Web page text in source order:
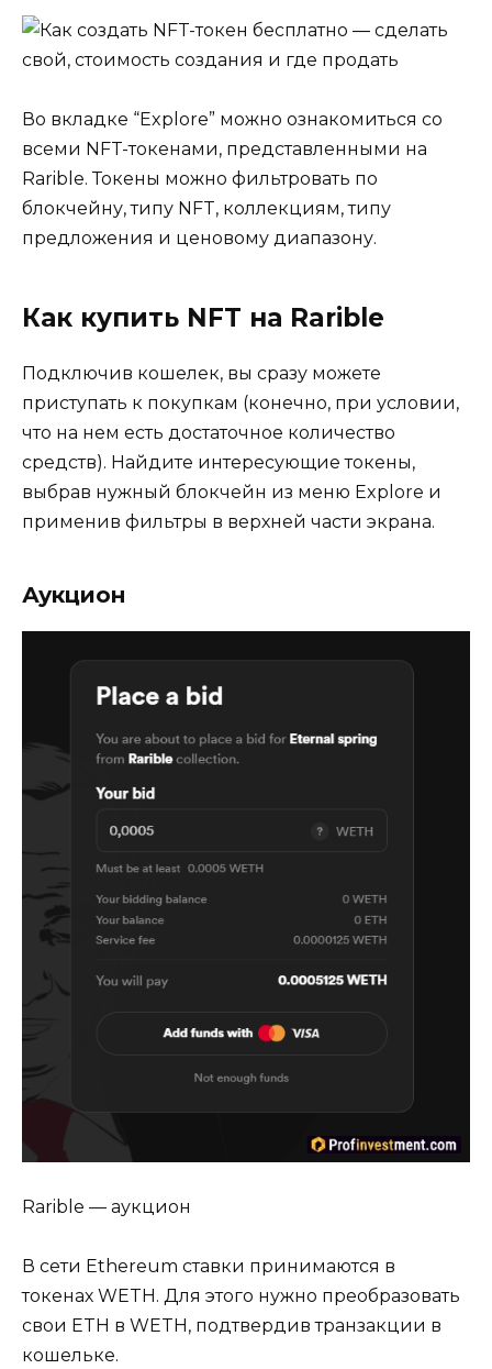
Во вкладке “Explore” можно ознакомиться со
всеми NFT-токенами, представленными на
Rarible. Токены можно фильтровать по
блокчейну, типу NFT, коллекциям, типу
предложения и ценовому диапазону.
Как купить NFT на Rarible
Подключив кошелек, вы сразу можете
приступать к покупкам (конечно, при условии,
что на нем есть достаточное количество
средств). Найдите интересующие токены,
выбрав нужный блокчейн из меню Explore и
применив фильтры в верхней части экрана.
Аукцион
Rarible — аукцион
В сети Ethereum ставки принимаются в
токенах WETH. Для этого нужно преобразовать
свои ETH в WETH, подтвердив транзакции в
кошельке.